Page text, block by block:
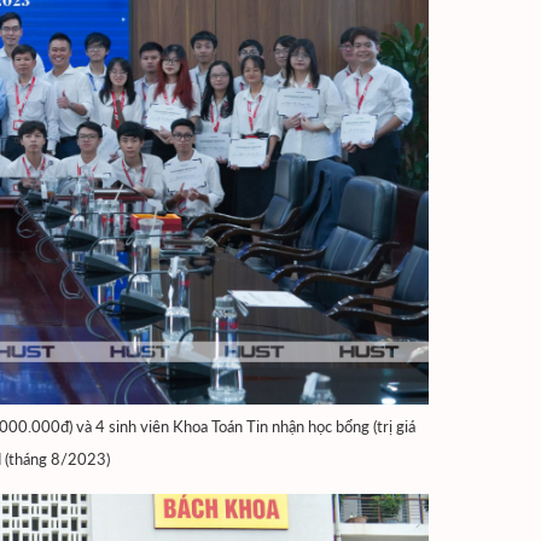
và 4 sinh viên Khoa Toán Tin nhận học bổng (trị giá
(tháng 8/2023)